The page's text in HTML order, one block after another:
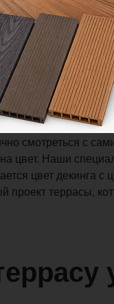
домом;
смотреться с
цвет. Наши
цвет декинга с
проект террасы,